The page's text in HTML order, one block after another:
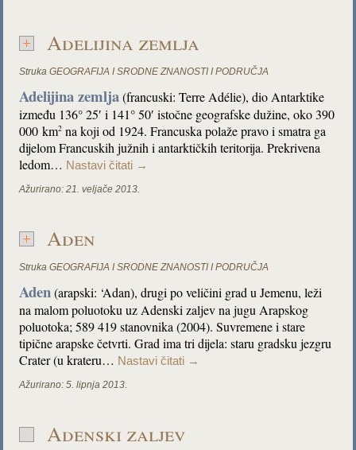
Adelijina zemlja
Struka GEOGRAFIJA I SRODNE ZNANOSTI I PODRUČJA
Adelijina zemlja(francuski: Terre Adélie), dio Antarktike
između 136° 25′ i 141° 50′ istočne geografske dužine, oko 390
000 km2 na koji od 1924. Francuska polaže pravo i smatra ga
dijelom Francuskih južnih i antarktičkih teritorija. Prekrivena
ledom… Nastavi čitati →
Ažurirano: 21. veljače 2013.
Aden
Struka GEOGRAFIJA I SRODNE ZNANOSTI I PODRUČJA
Aden(arapski: ‘Adan), drugi po veličini grad u Jemenu, leži
na malom poluotoku uz Adenski zaljev na jugu Arapskog
poluotoka; 589 419 stanovnika (2004). Suvremene i stare
tipične arapske četvrti. Grad ima tri dijela: staru gradsku jezgru
Crater (u krateru… Nastavi čitati →
Ažurirano: 5. lipnja 2013.
Adenski zaljev